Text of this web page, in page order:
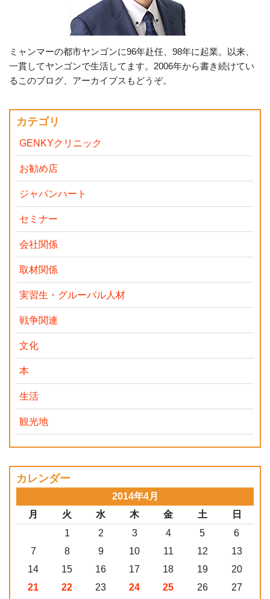
ミャンマーの都市ヤンゴンに96年赴任、98年に起業。以来、
一貫してヤンゴンで生活してます。2006年から書き続けてい
るこのブログ、アーカイブスもどうぞ。
カテゴリ
GENKYクリニック
お勧め店
ジャパンハート
セミナー
会社関係
取材関係
実習生・グルーバル人材
戦争関連
文化
本
生活
観光地
カレンダー
2014年4月
月
火 水 木 金 土
日
1
2 3 4 5
6
7
8 9 10 11 12
13
14
15 16 17 18 19
20
21
22 23 24 25 26 27